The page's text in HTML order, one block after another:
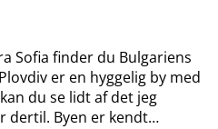
Sofia finder du Bulgariens
er en hyggelig by med
du se lidt af det jeg
dertil. Byen er kendt…